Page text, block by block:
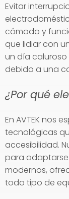
Evitar
cómodo y
que lidiar con
un día
debido a una
¿Por qué
En AVTEK nos
tecnológicas
accesibilidad.
para
modernos,
todo tipo de